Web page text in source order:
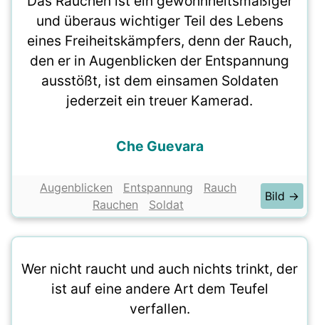
und überaus wichtiger Teil des Lebens
eines Freiheitskämpfers, denn der Rauch,
den er in Augenblicken der Entspannung
ausstößt, ist dem einsamen Soldaten
jederzeit ein treuer Kamerad.
Che Guevara
Augenblicken Entspannung
Rauch
Rauchen
Soldat
Bild →
Wer nicht raucht und auch nichts trinkt, der
ist auf eine andere Art dem Teufel
verfallen.